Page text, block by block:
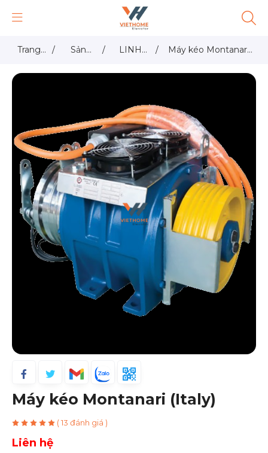
Trang
chủ
/ Sản
phẩm
/ LINH
KIỆN
/ Máy kéo Montanari
(Italy)
Máy kéo Montanari (Italy)
( 13 đánh giá )
Liên hệ